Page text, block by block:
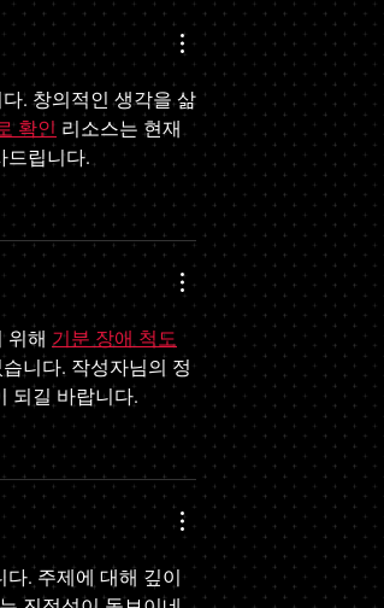
프리미엄 서비스로 수익 모
다변화
. 창의적인 생각을 삶
확인 리소스는 현재
드립니다.
위해 기분 장애 척도
니다. 작성자님의 정
되길 바랍니다.
다. 주제에 대해 깊이